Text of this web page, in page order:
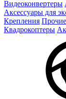
Видеоконвертеры
Аксессуары для
Крепления
Квадрокоптеры